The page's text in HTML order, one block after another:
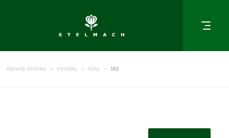
Hlavná stránka Výrobky Vlny 152